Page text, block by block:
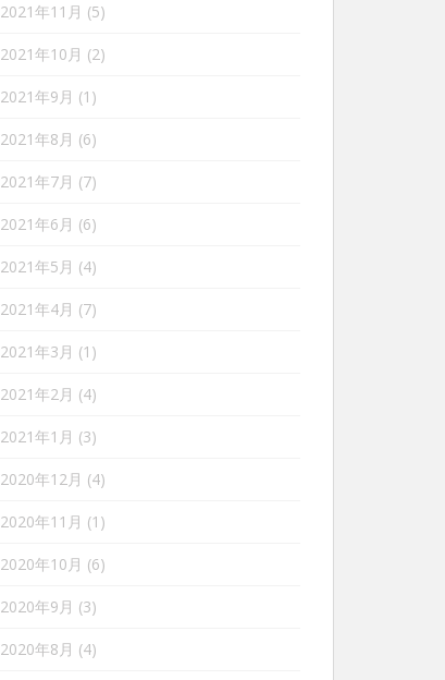
2021年11月 (5)
2021年10月 (2)
2021年9月 (1)
2021年8月 (6)
2021年7月 (7)
2021年6月 (6)
2021年5月 (4)
2021年4月 (7)
2021年3月 (1)
2021年2月 (4)
2021年1月 (3)
2020年12月 (4)
2020年11月 (1)
2020年10月 (6)
2020年9月 (3)
2020年8月 (4)